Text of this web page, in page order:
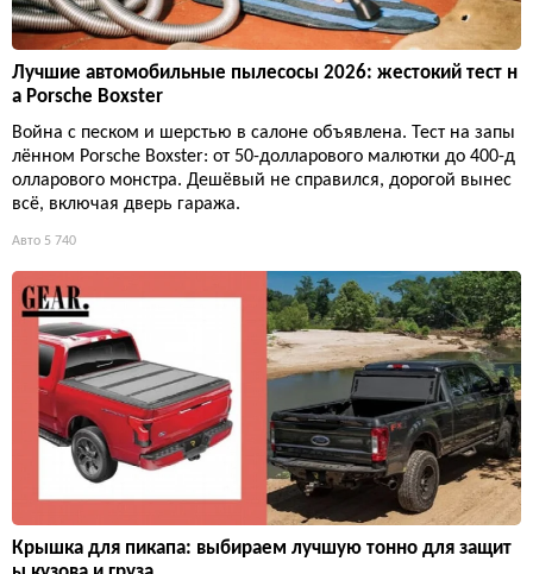
Лучшие автомобильные пылесосы 2026: жестокий тест н
а Porsche Boxster
Война с песком и шерстью в салоне объявлена. Тест на запы
лённом Porsche Boxster: от 50-долларового малютки до 400-д
олларового монстра. Дешёвый не справился, дорогой вынес
всё, включая дверь гаража.
Авто 5 740
Крышка для пикапа: выбираем лучшую тонно для защит